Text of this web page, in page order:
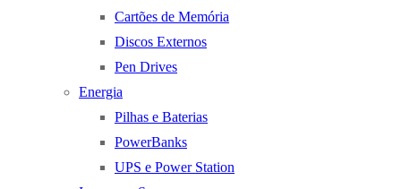
Cartões de Memória
Discos Externos
Pen Drives
Energia
Pilhas e Baterias
PowerBanks
UPS e Power Station